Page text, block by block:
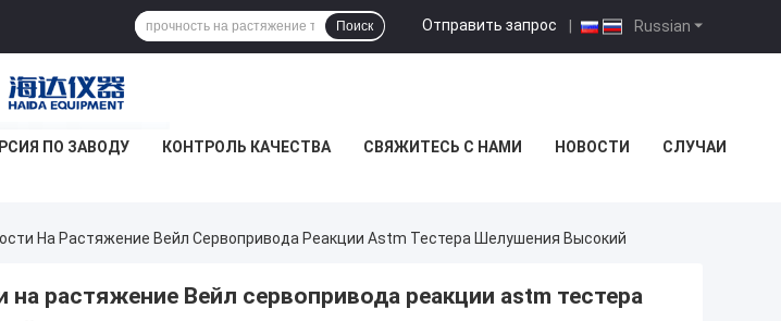
Russian
Отправить запрос |
Поиск
ПО ЗАВОДУ КОНТРОЛЬ КАЧЕСТВА СВЯЖИТЕСЬ С НАМИ НОВОСТИ СЛУЧАИ
На Растяжение Вейл Сервопривода Реакции Astm Тестера Шелушения Высокий
на растяжение Вейл сервопривода реакции astm тестера